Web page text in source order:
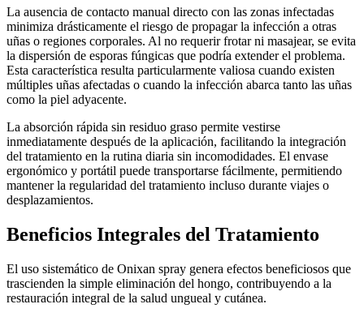
La ausencia de contacto manual directo con las zonas infectadas
minimiza drásticamente el riesgo de propagar la infección a otras
uñas o regiones corporales. Al no requerir frotar ni masajear, se evita
la dispersión de esporas fúngicas que podría extender el problema.
Esta característica resulta particularmente valiosa cuando existen
múltiples uñas afectadas o cuando la infección abarca tanto las uñas
como la piel adyacente.
La absorción rápida sin residuo graso permite vestirse
inmediatamente después de la aplicación, facilitando la integración
del tratamiento en la rutina diaria sin incomodidades. El envase
ergonómico y portátil puede transportarse fácilmente, permitiendo
mantener la regularidad del tratamiento incluso durante viajes o
desplazamientos.
Beneficios Integrales del Tratamiento
El uso sistemático de Onixan spray genera efectos beneficiosos que
trascienden la simple eliminación del hongo, contribuyendo a la
restauración integral de la salud ungueal y cutánea.